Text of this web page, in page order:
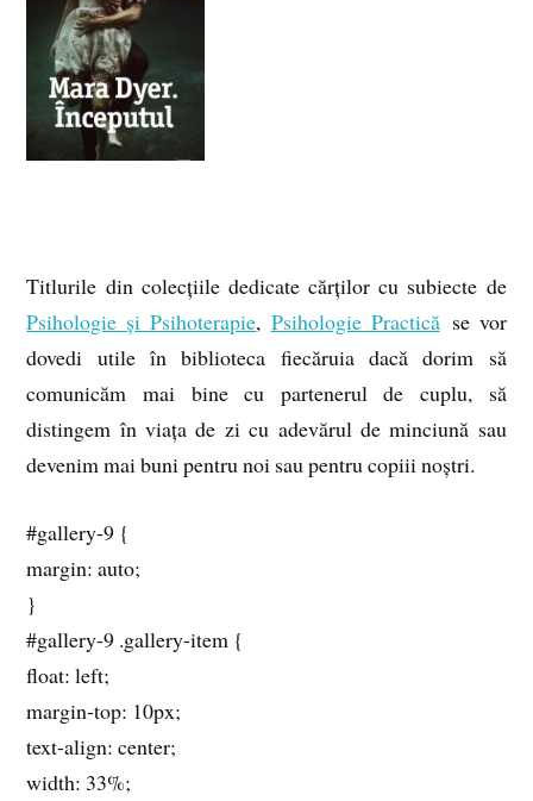
Titlurile din colecțiile dedicate cărților cu subiecte de
Psihologie și Psihoterapie, Psihologie Practicăse vor
dovedi utile în biblioteca fiecăruia dacă dorim să
comunicăm mai bine cu partenerul de cuplu, să
distingem în viața de zi cu adevărul de minciună sau
devenim mai buni pentru noi sau pentru copiii noștri.
#gallery-9 {
margin: auto;
}
#gallery-9 .gallery-item {
float: left;
margin-top: 10px;
text-align: center;
width: 33%;